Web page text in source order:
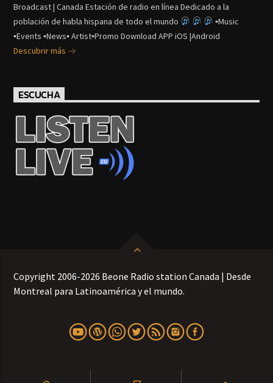
Broadcast | Canada Estación de radio en línea Dedicado a la
población de habla hispana de todo el mundo
▪Music
▪Events ▪News▪ Artist▪Promo Download APP iOS |Android
Descubrir más
ESCUCHA
Copyright 2006-2026 Beone Radio station Canada | Desde
Montreal para Latinoamérica y el mundo.